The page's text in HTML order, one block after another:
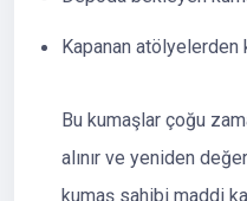
Kapanan atölyelerden
Bu kumaşlar çoğu
alınır ve yeniden
kumaş sahibi maddi